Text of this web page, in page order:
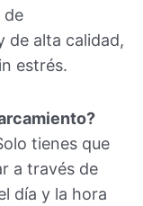
de
de alta calidad,
estrés.
tienes que
a través de
día y la hora